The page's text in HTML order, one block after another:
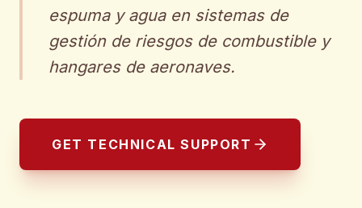
espuma y agua en sistemas de
gestión de riesgos de combustible y
hangares de aeronaves.
GET TECHNICAL SUPPORT